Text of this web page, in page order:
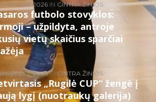
2026 IN GINTRA ŽINIOS
futbolo stovyklos:
– užpildyta, antroje
vietų skaičius sparčiai
2026IN GINTRA ŽINIOS
„Rugilė CUP“ žengė į
lygį (nuotraukų galerija)